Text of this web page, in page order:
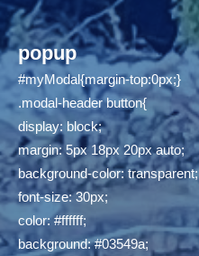
popup
#myModal{margin-top:0px;}
.modal-header button{
display: block;
margin: 5px 18px 20px auto;
background-color: transparent;
font-size: 30px;
color: #ffffff;
background: #03549a;